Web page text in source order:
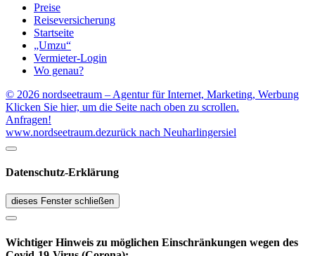
Preise
Reiseversicherung
Startseite
„Umzu“
Vermieter-Login
Wo genau?
© 2026 nordseetraum – Agentur für Internet, Marketing, Werbung
Klicken Sie hier, um die Seite nach oben zu scrollen.
Anfragen!
www.nordseetraum.dezurück nach Neuharlingersiel
Datenschutz-Erklärung
dieses Fenster schließen
Wichtiger Hinweis zu möglichen Ein­schränk­ungen wegen des